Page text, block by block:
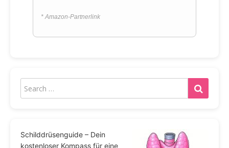
* Amazon-Partnerlink
Schilddrüsenguide – Dein
kostenloser Kompass für eine